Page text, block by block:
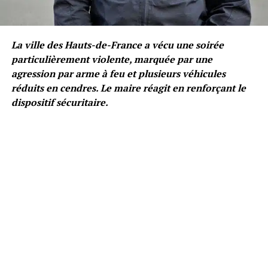
La ville des Hauts-de-France a vécu une soirée
particulièrement violente, marquée par une
agression par arme à feu et plusieurs véhicules
réduits en cendres. Le maire réagit en renforçant le
dispositif sécuritaire.